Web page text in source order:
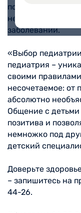
поможет в
нефрологии,
заболеваний.
«Выбор
педиатрия –
своими
несочетаемое: от
абсолютно
Общение с
позитива и
немножко под
детский
Доверьте
– запишитесь на
44-26.